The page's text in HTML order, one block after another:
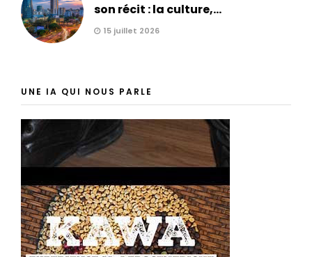
son récit : la culture,...
15 juillet 2026
UNE IA QUI NOUS PARLE